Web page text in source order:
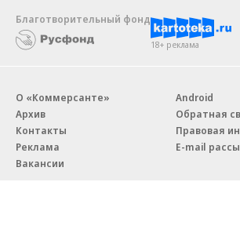
Благотворительный фонд
18+ реклама
О «Коммерсанте»
Архив
Контакты
Реклама
Вакансии
Android
Обратная
Правовая
E-mail